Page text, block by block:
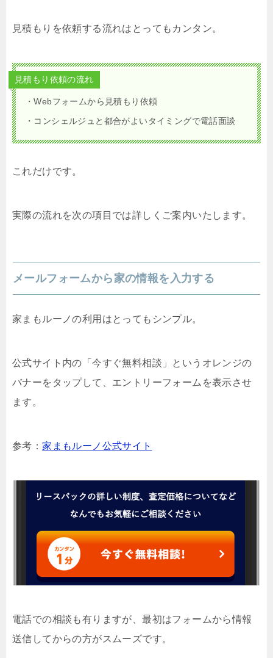
見積もりを依頼する流れはとってもカンタン。
見積もり依頼の流れ
・Webフォームから見積もり依頼
・コンシェルジュと都合がよいタイミングで電話面談
これだけです。
実際の流れを次の項目では詳しくご案内いたします。
メールフォームから家の情報を入力する
家まもルーノの利用はとってもシンプル。
公式サイト内の「今すぐ無料相談」というオレンジの
バナーをタップして、エントリーフォームを表示させ
ます。
参考：家まもルーノ公式サイト
電話での相談も有りますが、最初はフォームから情報
送信してからの方がスムーズです。